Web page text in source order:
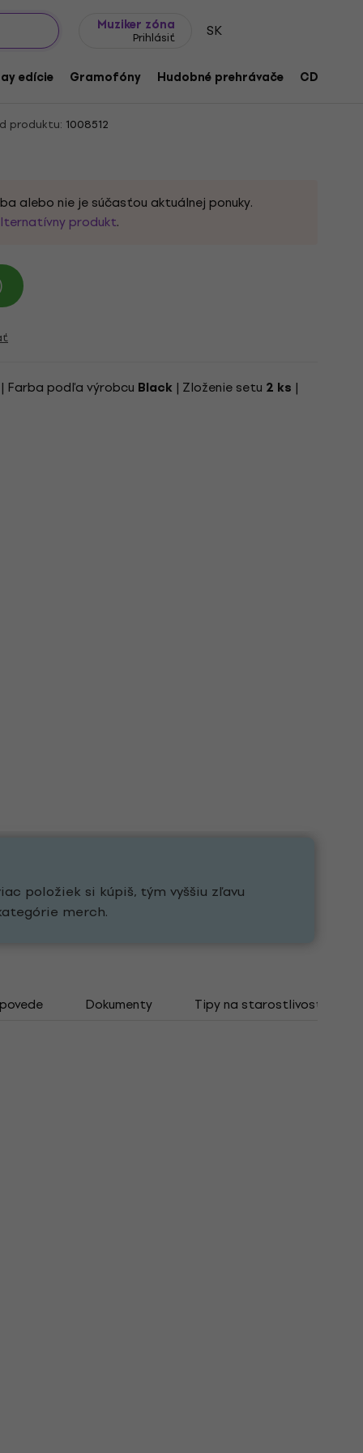
Muziker zóna
Prihlásiť SK
edície Gramofóny Hudobné prehrávače CD
Max Fury Road (2 LP)
produktu: 1008512
alebo nie je súčasťou aktuálnej ponuky.
produkt.
Farba podľa výrobcu Black | Zloženie setu 2 ks |
položiek si kúpiš, tým vyššiu zľavu
merch.
Dokumenty Tipy na starostlivosť o